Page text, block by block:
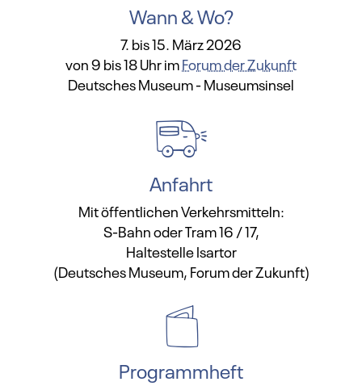
Wann & Wo?
7. bis 15. März 2026
von 9 bis 18 Uhr imForum der Zukunft
Deutsches Museum - Museumsinsel
Anfahrt
Mit öffentlichen Verkehrsmitteln:
S-Bahn oder Tram 16 / 17,
Haltestelle Isartor
(Deutsches Museum, Forum der Zukunft)
Programmheft